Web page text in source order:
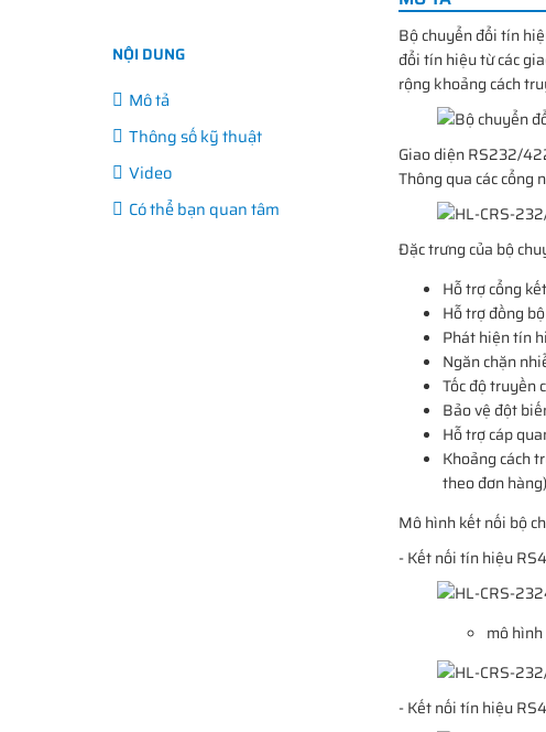
NỘI DUNG
Mô tả
Thông số kỹ thuật
Video
Có thể bạn quan tâm
Bộ chuyển đổi tín
đổi tín hiệu từ các
rộng khoảng cách
Giao diện RS232/
Thông qua các cổng
Đặc trưng của bộ
Hỗ trợ cổng
Hỗ trợ đồng
Phát hiện tín
Ngăn chặn
Tốc độ truyền
Bảo vệ đột
Hỗ trợ cáp
Khoảng cách
theo đơn hàng)
Mô hình kết nối bộ
- Kết nối tín hiệu
mô
- Kết nối tín hiệu